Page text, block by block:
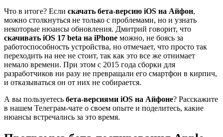
Что в итоге? Если скачать бета-версию iOS на Айфон,
можно столкнуться не только с проблемами, но и узнать
некоторые нюансы обновления. Дмитрий говорит, что
скачивать iOS 17 beta на iPhone можно, не боясь за
работоспособность устройства, но отмечает, что просто так
переходить на нее не стоит, так как это все же отнимает
немало времени. При этом с 2015 года сборки для
разработчиков ни разу не превращали его смартфон в кирпич,
и отказываться он от них не собирается.
А вы пользуетесь бета-версиями iOS на Айфоне? Расскажите
в нашем Телеграм-чате о своем опыте и поделитесь, какие
нюансы встречались за это время.